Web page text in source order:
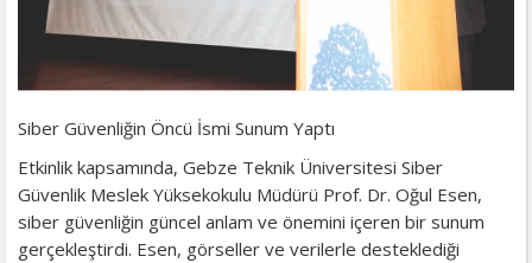
​Siber Güvenliğin Öncü İsmi Sunum Yaptı
​Etkinlik kapsamında, Gebze Teknik Üniversitesi Siber
Güvenlik Meslek Yüksekokulu Müdürü Prof. Dr. Oğul Esen,
siber güvenliğin güncel anlam ve önemini içeren bir sunum
gerçekleştirdi. Esen, görseller ve verilerle desteklediği